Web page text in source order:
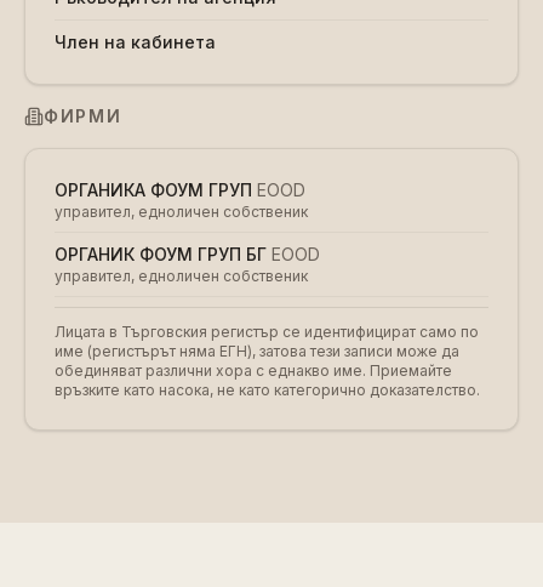
Член на кабинета
ФИРМИ
ОРГАНИКА ФОУМ ГРУП EOOD
управител, едноличен собственик
ОРГАНИК ФОУМ ГРУП БГ EOOD
управител, едноличен собственик
Лицата в Търговския регистър се идентифицират само по
име (регистърът няма ЕГН), затова тези записи може да
обединяват различни хора с еднакво име. Приемайте
връзките като насока, не като категорично доказателство.